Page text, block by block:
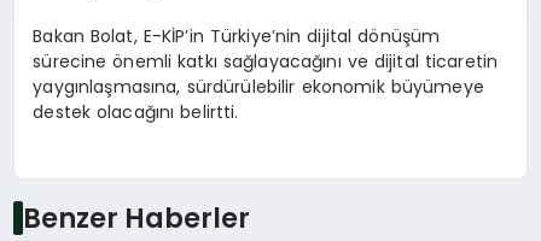
Bakan Bolat, E-KİP’in Türkiye’nin dijital dönüşüm
sürecine önemli katkı sağlayacağını ve dijital ticaretin
yaygınlaşmasına, sürdürülebilir ekonomik büyümeye
destek olacağını belirtti.
Benzer Haberler